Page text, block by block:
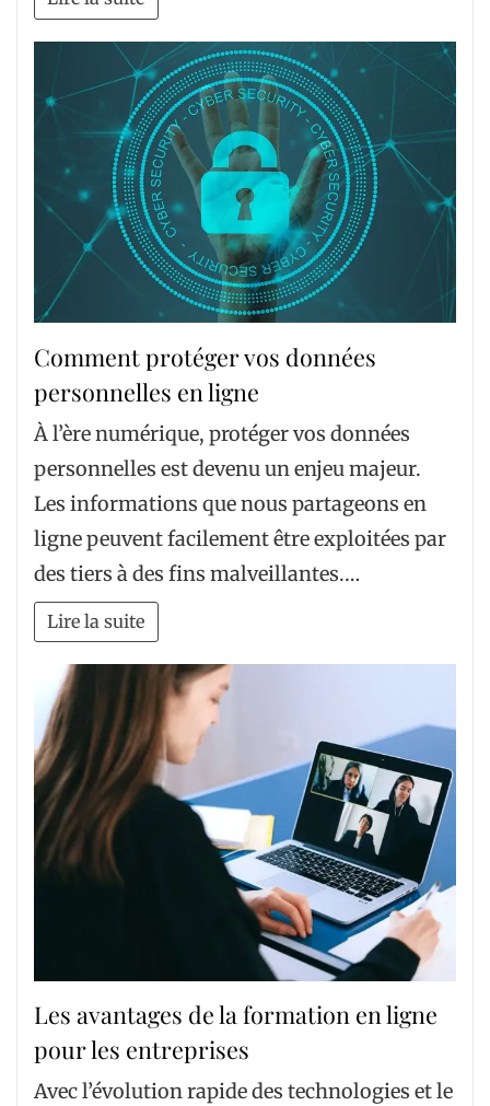
Comment protéger vos données
personnelles en ligne
À l’ère numérique, protéger vos données
personnelles est devenu un enjeu majeur.
Les informations que nous partageons en
ligne peuvent facilement être exploitées par
des tiers à des fins malveillantes.…
Lire la suite
Les avantages de la formation en ligne
pour les entreprises
Avec l’évolution rapide des technologies et le